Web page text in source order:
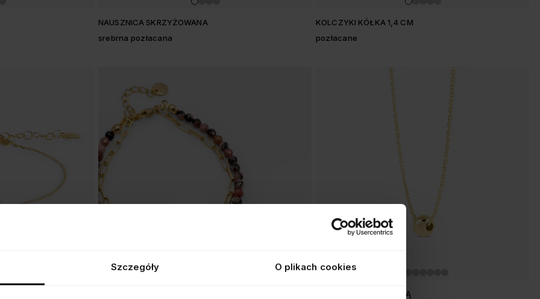
Szczegóły O plikach cookies
NAUSZNICA SKRZYŻOWANA
srebrna pozłacana
KOLCZYKI KÓŁKA 1,4 CM
pozłacane
NASZYJNIK Z KULECZKĄ